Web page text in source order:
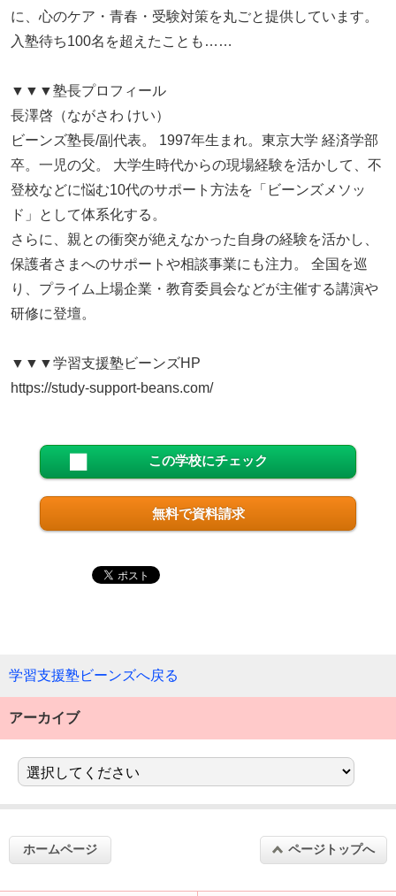
に、心のケア・青春・受験対策を丸ごと提供しています。
入塾待ち100名を超えたことも……
▼▼▼塾長プロフィール
長澤啓（ながさわ けい）
ビーンズ塾長/副代表。 1997年生まれ。東京大学 経済学部
卒。一児の父。 大学生時代からの現場経験を活かして、不
登校などに悩む10代のサポート方法を「ビーンズメソッ
ド」として体系化する。
さらに、親との衝突が絶えなかった自身の経験を活かし、
保護者さまへのサポートや相談事業にも注力。 全国を巡
り、プライム上場企業・教育委員会などが主催する講演や
研修に登壇。
▼▼▼学習支援塾ビーンズHP
https://study-support-beans.com/
この学校にチェック
無料で資料請求
学習支援塾ビーンズへ戻る
アーカイブ
ホームページ ページトップへ